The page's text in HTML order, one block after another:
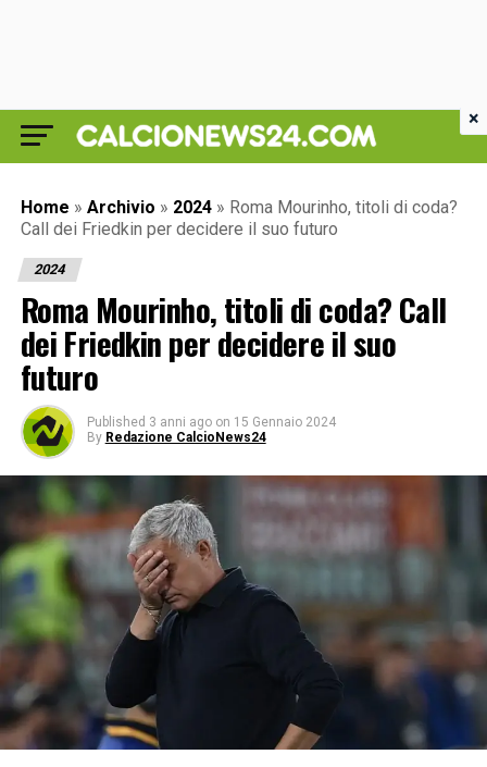
Home » Archivio » 2024 » Roma Mourinho, titoli di coda?
Call dei Friedkin per decidere il suo futuro
2024
Roma Mourinho, titoli di coda? Call
dei Friedkin per decidere il suo
futuro
Published 3 anni ago on 15 Gennaio 2024
By Redazione CalcioNews24
×